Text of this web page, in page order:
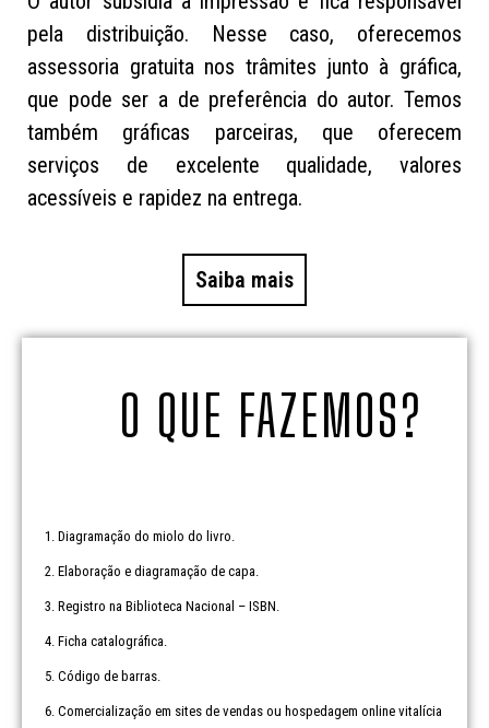
pela distribuição. Nesse caso, oferecemos
assessoria gratuita nos trâmites junto à gráfica,
que pode ser a de preferência do autor. Temos
também gráficas parceiras, que oferecem
serviços de excelente qualidade, valores
acessíveis e rapidez na entrega.
Saiba mais
O QUE FAZEMOS?
1. Diagramação do miolo do livro.
2. Elaboração e diagramação de capa.
3. Registro na Biblioteca Nacional – ISBN.
4. Ficha catalográfica.
5. Código de barras.
6. Comercialização em sites de vendas ou hospedagem online vitalícia